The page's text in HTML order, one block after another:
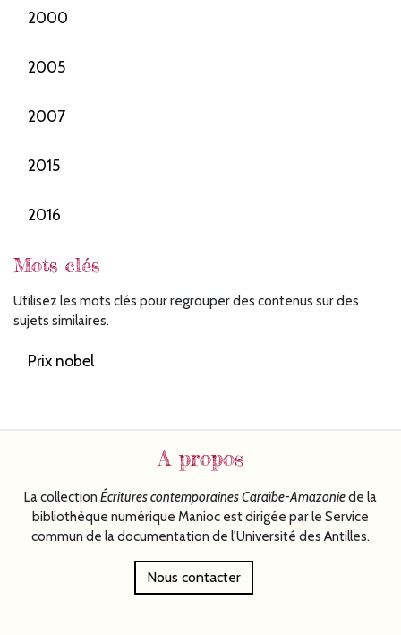
2000
2005
2007
2015
2016
Mots clés
Utilisez les mots clés pour regrouper des contenus sur des
sujets similaires.
Prix nobel
A propos
La collection Écriturescontemporaines Caraïbe-Amazoniede la
bibliothèque numérique Manioc est dirigée par le Service
commun de la documentation de l'Université des Antilles.
Nous contacter